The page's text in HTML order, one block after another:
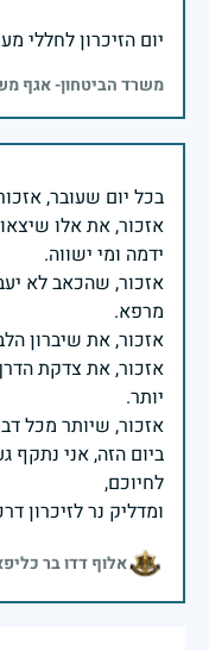
יום הזיכרון לחללי
משרד הביטחון- אגף
אזכור, את אלו
אזכור, שהכאב לא
אזכור, את צדקת
ביום הזה, אני נתקף
ומדליק נר לזיכרון
אלוף דדו בר